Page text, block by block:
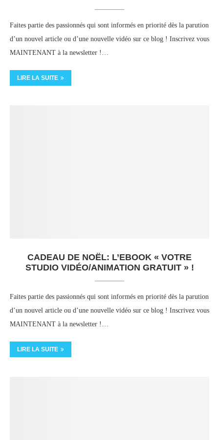
Faites partie des passionnés qui sont informés en priorité dès la parution
d’un nouvel article ou d’une nouvelle vidéo sur ce blog ! Inscrivez vous
MAINTENANT à la newsletter !…
LIRE LA SUITE
CADEAU DE NOËL: L’EBOOK « VOTRE
STUDIO VIDÉO/ANIMATION GRATUIT » !
Faites partie des passionnés qui sont informés en priorité dès la parution
d’un nouvel article ou d’une nouvelle vidéo sur ce blog ! Inscrivez vous
MAINTENANT à la newsletter !…
LIRE LA SUITE